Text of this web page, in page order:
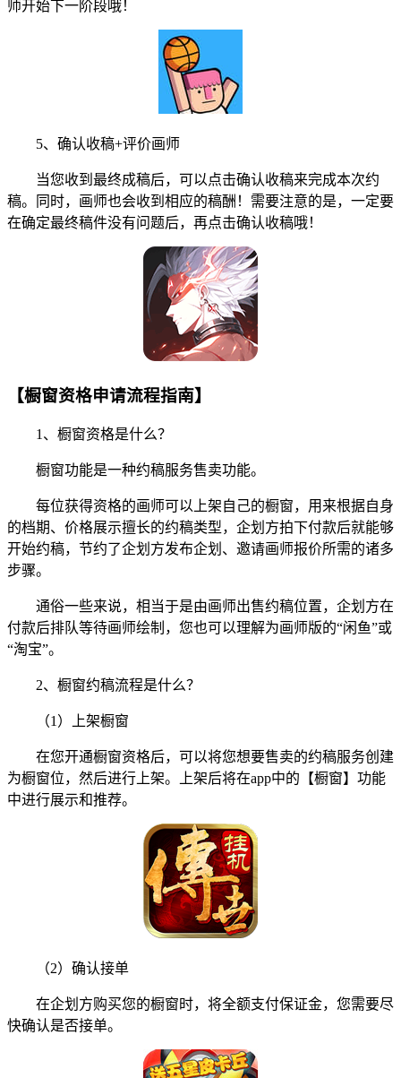
师开始下一阶段哦！
5、确认收稿+评价画师
当您收到最终成稿后，可以点击确认收稿来完成本次约
稿。同时，画师也会收到相应的稿酬！需要注意的是，一定要
在确定最终稿件没有问题后，再点击确认收稿哦！
【橱窗资格申请流程指南】
1、橱窗资格是什么？
橱窗功能是一种约稿服务售卖功能。
每位获得资格的画师可以上架自己的橱窗，用来根据自身
的档期、价格展示擅长的约稿类型，企划方拍下付款后就能够
开始约稿，节约了企划方发布企划、邀请画师报价所需的诸多
步骤。
通俗一些来说，相当于是由画师出售约稿位置，企划方在
付款后排队等待画师绘制，您也可以理解为画师版的“闲鱼”或
“淘宝”。
2、橱窗约稿流程是什么？
（1）上架橱窗
在您开通橱窗资格后，可以将您想要售卖的约稿服务创建
为橱窗位，然后进行上架。上架后将在app中的【橱窗】功能
中进行展示和推荐。
（2）确认接单
在企划方购买您的橱窗时，将全额支付保证金，您需要尽
快确认是否接单。